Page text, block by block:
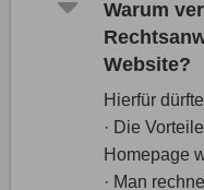
Warum
Website?
Hierfür
· Die
Homepage
· Man